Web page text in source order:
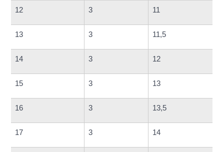
12 3 11
13 3 11,5
14 3 12
15 3 13
16 3 13,5
17 3 14